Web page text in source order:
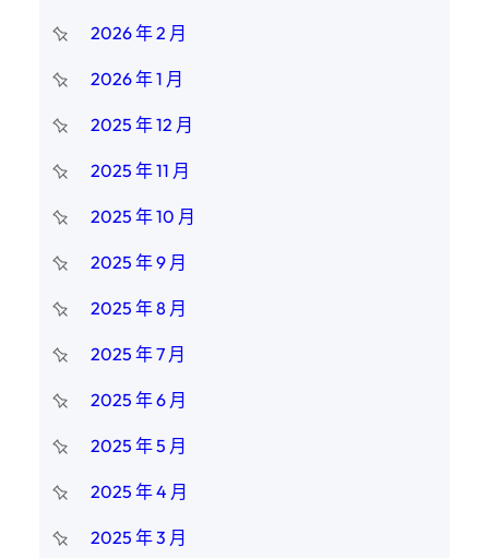
2026 年 2 月
2026 年 1 月
2025 年 12 月
2025 年 11 月
2025 年 10 月
2025 年 9 月
2025 年 8 月
2025 年 7 月
2025 年 6 月
2025 年 5 月
2025 年 4 月
2025 年 3 月